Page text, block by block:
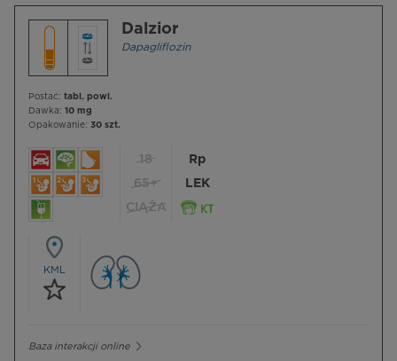
Dalzior
Dapagliflozin
Postać: tabl. powl.
Dawka: 10 mg
Opakowanie: 30 szt.
18
65+
CIĄŻA
Rp
LEK
KML
Baza interakcji online